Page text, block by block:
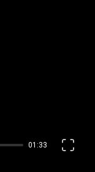
01:33